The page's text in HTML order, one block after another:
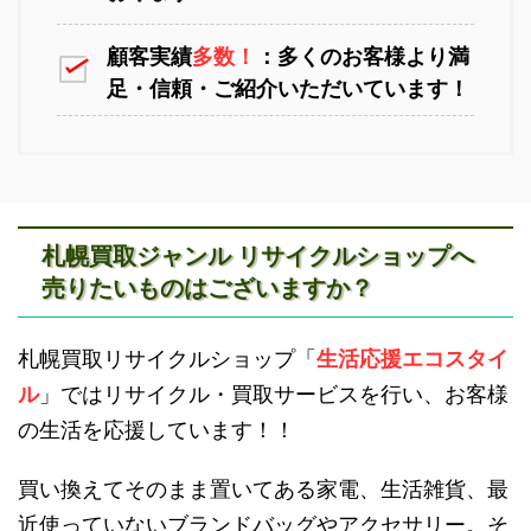
新十津川不用品回収
顧客実績多数！
：多くのお客様より満
足・信頼・ご紹介いただいています！
札幌買取ジャンル リサイクルショップへ
売りたいものはございますか？
札幌買取リサイクルショップ「 生活応援エコスタイ
ル」ではリサイクル・買取サービスを行い、お客様
の生活を応援しています！！
買い換えてそのまま置いてある家電、生活雑貨、最
近使っていないブランドバッグやアクセサリー。そ